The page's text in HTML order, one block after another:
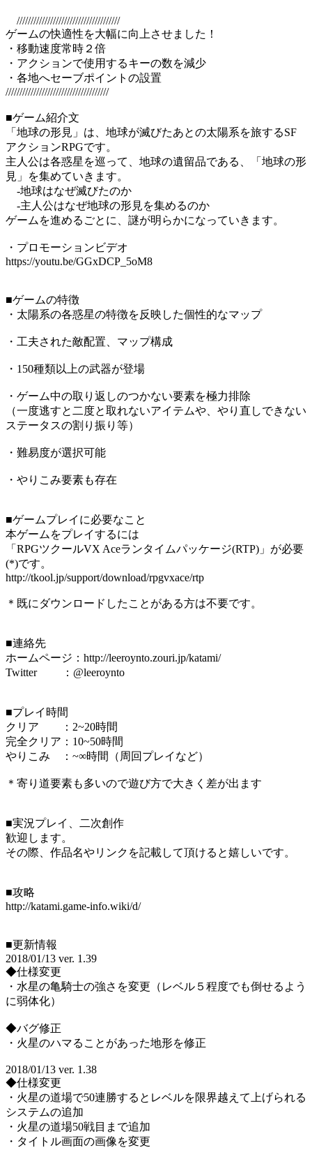
/////////////////////////////////////
ゲームの快適性を大幅に向上させました！
・移動速度常時２倍
・アクションで使用するキーの数を減少
・各地へセーブポイントの設置
/////////////////////////////////////
■ゲーム紹介文
「地球の形見」は、地球が滅びたあとの太陽系を旅するSF
アクションRPGです。
主人公は各惑星を巡って、地球の遺留品である、「地球の形
見」を集めていきます。
-地球はなぜ滅びたのか
-主人公はなぜ地球の形見を集めるのか
ゲームを進めるごとに、謎が明らかになっていきます。
・プロモーションビデオ
https://youtu.be/GGxDCP_5oM8
■ゲームの特徴
・太陽系の各惑星の特徴を反映した個性的なマップ
・工夫された敵配置、マップ構成
・150種類以上の武器が登場
・ゲーム中の取り返しのつかない要素を極力排除
（一度逃すと二度と取れないアイテムや、やり直しできない
ステータスの割り振り等）
・難易度が選択可能
・やりこみ要素も存在
■ゲームプレイに必要なこと
本ゲームをプレイするには
「RPGツクールVX Aceランタイムパッケージ(RTP)」が必要
(*)です。
http://tkool.jp/support/download/rpgvxace/rtp
＊既にダウンロードしたことがある方は不要です。
■連絡先
ホームページ：http://leeroynto.zouri.jp/katami/
Twitter ：@leeroynto
■プレイ時間
クリア ：2~20時間
完全クリア：10~50時間
やりこみ ：~∞時間（周回プレイなど）
＊寄り道要素も多いので遊び方で大きく差が出ます
■実況プレイ、二次創作
歓迎します。
その際、作品名やリンクを記載して頂けると嬉しいです。
■攻略
http://katami.game-info.wiki/d/
■更新情報
2018/01/13 ver. 1.39
◆仕様変更
・水星の亀騎士の強さを変更（レベル５程度でも倒せるよう
に弱体化）
◆バグ修正
・火星のハマることがあった地形を修正
2018/01/13 ver. 1.38
◆仕様変更
・火星の道場で50連勝するとレベルを限界越えて上げられる
システムの追加
・火星の道場50戦目まで追加
・タイトル画面の画像を変更